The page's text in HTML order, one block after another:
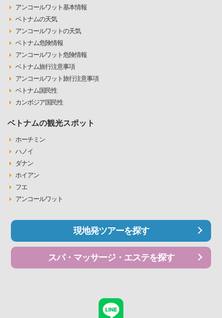
アンコールワット基本情報
ベトナムの天気
アンコールワットの天気
ベトナム危険情報
アンコールワット危険情報
ベトナム旅行注意事項
アンコールワット旅行注意事項
ベトナム国民性
カンボジア国民性
ベトナムの観光スポット
ホーチミン
ハノイ
ダナン
ホイアン
フエ
アンコールワット
現地発ツアーを探す
スパ・マッサージ・エステを探す